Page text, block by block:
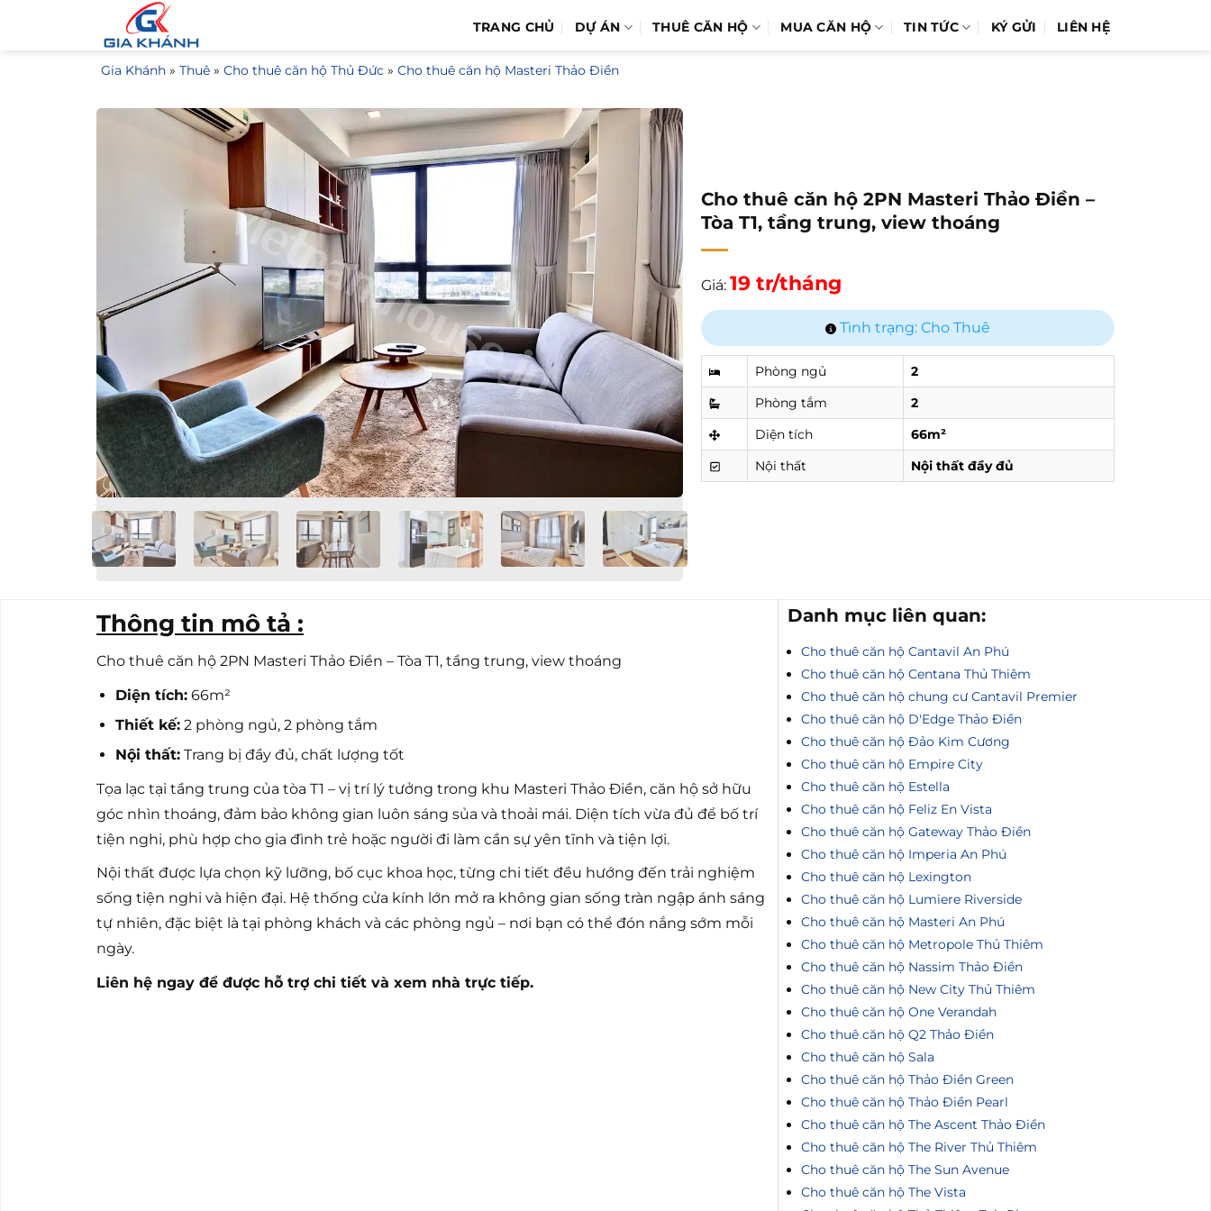
TRANG CHỦ DỰ ÁN THUÊ CĂN HỘ MUA CĂN HỘ TIN TỨC KÝ GỬI LIÊN HỆ
Gia Khánh » Thuê » Cho thuê căn hộ Thủ Đức » Cho thuê căn hộ Masteri Thảo Điền
Cho thuê căn hộ 2PN Masteri Thảo Điền –
Tòa T1, tầng trung, view thoáng
Giá: 19 tr/tháng
Tình trạng: Cho Thuê
Phòng ngủ
2
Phòng tắm
2
Diện tích
66m²
Nội thất
Nội thất đầy đủ
Thông tin mô tả :
Cho thuê căn hộ 2PN Masteri Thảo Điền – Tòa T1, tầng trung, view thoáng
Diện tích:66m²
Thiết kế:2 phòng ngủ, 2 phòng tắm
Nội thất:Trang bị đầy đủ, chất lượng tốt
Tọa lạc tại tầng trung của tòa T1 – vị trí lý tưởng trong khu Masteri Thảo Điền, căn hộ sở hữu
góc nhìn thoáng, đảm bảo không gian luôn sáng sủa và thoải mái. Diện tích vừa đủ để bố trí
tiện nghi, phù hợp cho gia đình trẻ hoặc người đi làm cần sự yên tĩnh và tiện lợi.
Nội thất được lựa chọn kỹ lưỡng, bố cục khoa học, từng chi tiết đều hướng đến trải nghiệm
sống tiện nghi và hiện đại. Hệ thống cửa kính lớn mở ra không gian sống tràn ngập ánh sáng
tự nhiên, đặc biệt là tại phòng khách và các phòng ngủ – nơi bạn có thể đón nắng sớm mỗi
ngày.
Liên hệ ngay để được hỗ trợ chi tiết và xem nhà trực tiếp.
Danh mục liên quan:
Cho thuê căn hộ Cantavil An Phú
Cho thuê căn hộ Centana Thủ Thiêm
Cho thuê căn hộ chung cư Cantavil Premier
Cho thuê căn hộ D'Edge Thảo Điền
Cho thuê căn hộ Đảo Kim Cương
Cho thuê căn hộ Empire City
Cho thuê căn hộ Estella
Cho thuê căn hộ Feliz En Vista
Cho thuê căn hộ Gateway Thảo Điền
Cho thuê căn hộ Imperia An Phú
Cho thuê căn hộ Lexington
Cho thuê căn hộ Lumiere Riverside
Cho thuê căn hộ Masteri An Phú
Cho thuê căn hộ Metropole Thủ Thiêm
Cho thuê căn hộ Nassim Thảo Điền
Cho thuê căn hộ New City Thủ Thiêm
Cho thuê căn hộ One Verandah
Cho thuê căn hộ Q2 Thảo Điền
Cho thuê căn hộ Sala
Cho thuê căn hộ Thảo Điền Green
Cho thuê căn hộ Thảo Điền Pearl
Cho thuê căn hộ The Ascent Thảo Điền
Cho thuê căn hộ The River Thủ Thiêm
Cho thuê căn hộ The Sun Avenue
Cho thuê căn hộ The Vista